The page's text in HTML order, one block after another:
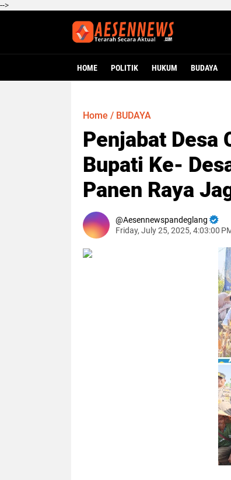
-->
HOME POLITIK HUKUM BUDAYA
Home / BUDAYA
Penjabat Desa
Bupati Ke-
Panen Raya
Aesennewspandeglang
Friday, July 25, 2025, 4:03:00